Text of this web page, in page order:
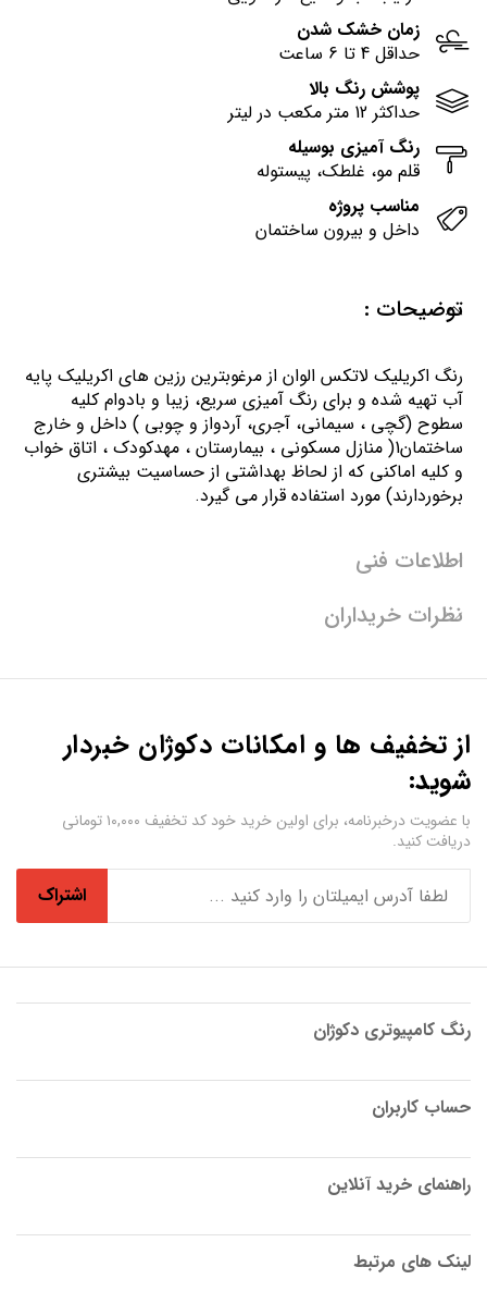
زمان خشک شدن
حداقل 4 تا 6 ساعت
پوشش رنگ بالا
حداکثر 12 متر مکعب در لیتر
رنگ آمیزی بوسیله
قلم مو، غلطک، پیستوله
مناسب پروژه
داخل و بیرون ساختمان
توضیحات :
رنگ اكريليك لاتكس الوان از مرغوبترين رزين هاي اكريليك پايه
آب تهيه شده و برای رنگ آمیزی سریع، زیبا و بادوام کلیه
سطوح (گچی ، سیمانی، آجری، آردواز و چوبی ) داخل و خارج
ساختمان1( منازل مسكوني ، بيمارستان ، مهدكودك ، اتاق خواب
و كليه اماكني كه از لحاظ بهداشتي از حساسيت بيشتري
برخوردارند) مورد استفاده قرار می گیرد.
اطلاعات فنی
نظرات خریداران
از تخفیف ها و امکانات دکوژان خبردار
شوید:
با عضویت درخبرنامه، برای اولین خرید خود کد تخفیف ۱۰,۰۰۰ تومانی
دریافت کنید.
اشتراک
رنگ کامپیوتری دکوژان
حساب کاربران
راهنمای خرید آنلاین
لینک های مرتبط